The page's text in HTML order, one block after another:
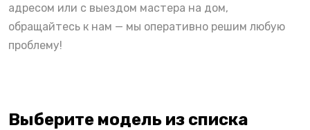
адресом или с выездом мастера на дом,
обращайтесь к нам — мы оперативно решим любую
проблему!
Выберите модель из списка